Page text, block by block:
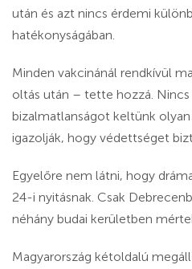
után és azt nincs érdemi
hatékonyságában.
Minden vakcinánál rendkívül
oltás után – tette hozzá.
bizalmatlanságot keltünk
igazolják, hogy védettséget
Egyelőre nem látni, hogy
24-i nyitásnak. Csak
néhány budai kerületben
Magyarország kétoldalú